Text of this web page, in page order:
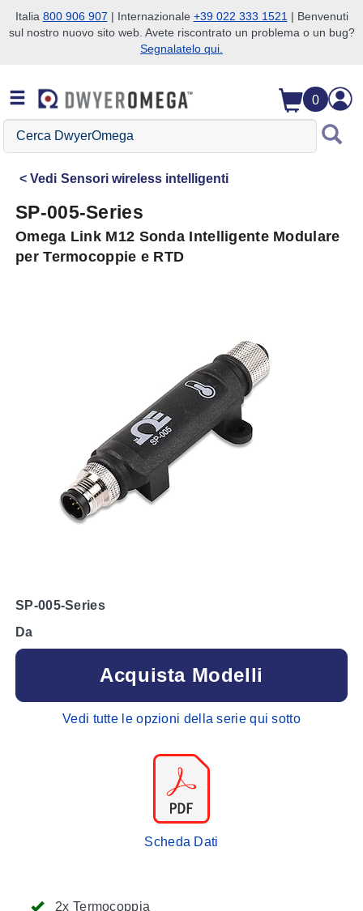
Salta alla ricerca
Salta al contenuto principale
Salta alla navigazione
Italia 800 906 907 | Internazionale +39 022 333 1521 | Benvenuti
sul nostro nuovo sito web. Avete riscontrato un problema o un bug?
Segnalatelo qui.
0
Cerca
DwyerOmega
Vedi Sensori wireless intelligenti
SP-005-Series
Omega Link M12 Sonda Intelligente Modulare
per Termocoppie e RTD
2x Termocoppia
SP-005-Series
Da
Acquista Modelli
Vedi tutte le opzioni della serie qui sotto
Scheda Dati